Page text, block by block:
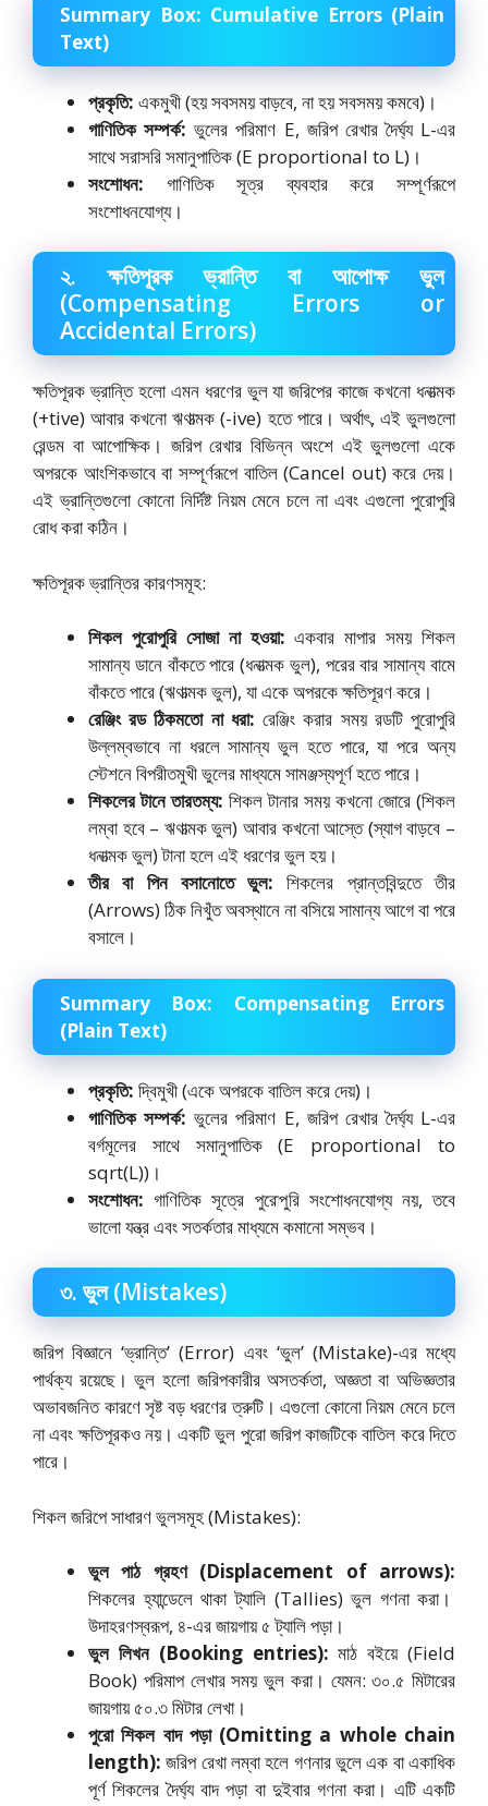
Summary Box: Cumulative Errors (Plain
Text)
প্রকৃতি: একমুখী (হয় সবসময় বাড়বে, না হয় সবসময় কমবে)।
গাণিতিক সম্পর্ক: ভুলের পরিমাণ E, জরিপ রেখার দৈর্ঘ্য L-এর
সাথে সরাসরি সমানুপাতিক (E proportional to L)।
সংশোধন: গাণিতিক সূত্র ব্যবহার করে সম্পূর্ণরূপে
সংশোধনযোগ্য।
২. ক্ষতিপূরক ভ্রান্তি বা আপোক্ষ ভুল
(Compensating Errors or
Accidental Errors)
ক্ষতিপূরক ভ্রান্তি হলো এমন ধরণের ভুল যা জরিপের কাজে কখনো ধনাত্মক
(+tive) আবার কখনো ঋণাত্মক (-ive) হতে পারে। অর্থাৎ, এই ভুলগুলো
রেন্ডম বা আপোক্ষিক। জরিপ রেখার বিভিন্ন অংশে এই ভুলগুলো একে
অপরকে আংশিকভাবে বা সম্পূর্ণরূপে বাতিল (Cancel out) করে দেয়।
এই ভ্রান্তিগুলো কোনো নির্দিষ্ট নিয়ম মেনে চলে না এবং এগুলো পুরোপুরি
রোধ করা কঠিন।
ক্ষতিপূরক ভ্রান্তির কারণসমূহ:
শিকল পুরোপুরি সোজা না হওয়া: একবার মাপার সময় শিকল
সামান্য ডানে বাঁকতে পারে (ধনাত্মক ভুল), পরের বার সামান্য বামে
বাঁকতে পারে (ঋণাত্মক ভুল), যা একে অপরকে ক্ষতিপূরণ করে।
রেঞ্জিং রড ঠিকমতো না ধরা: রেঞ্জিং করার সময় রডটি পুরোপুরি
উল্লম্বভাবে না ধরলে সামান্য ভুল হতে পারে, যা পরে অন্য
স্টেশনে বিপরীতমুখী ভুলের মাধ্যমে সামঞ্জস্যপূর্ণ হতে পারে।
শিকলের টানে তারতম্য: শিকল টানার সময় কখনো জোরে (শিকল
লম্বা হবে – ঋণাত্মক ভুল) আবার কখনো আস্তে (স্যাগ বাড়বে –
ধনাত্মক ভুল) টানা হলে এই ধরণের ভুল হয়।
তীর বা পিন বসানোতে ভুল: শিকলের প্রান্তবিন্দুতে তীর
(Arrows) ঠিক নিখুঁত অবস্থানে না বসিয়ে সামান্য আগে বা পরে
বসালে।
Summary Box: Compensating Errors
(Plain Text)
প্রকৃতি: দ্বিমুখী (একে অপরকে বাতিল করে দেয়)।
গাণিতিক সম্পর্ক: ভুলের পরিমাণ E, জরিপ রেখার দৈর্ঘ্য L-এর
বর্গমূলের সাথে সমানুপাতিক (E proportional to
sqrt(L))।
সংশোধন: গাণিতিক সূত্রে পুরোপুরি সংশোধনযোগ্য নয়, তবে
ভালো যন্ত্র এবং সতর্কতার মাধ্যমে কমানো সম্ভব।
৩. ভুল (Mistakes)
জরিপ বিজ্ঞানে ‘ভ্রান্তি’ (Error) এবং ‘ভুল’ (Mistake)-এর মধ্যে
পার্থক্য রয়েছে। ভুল হলো জরিপকারীর অসতর্কতা, অজ্ঞতা বা অভিজ্ঞতার
অভাবজনিত কারণে সৃষ্ট বড় ধরণের ত্রুটি। এগুলো কোনো নিয়ম মেনে চলে
না এবং ক্ষতিপূরকও নয়। একটি ভুল পুরো জরিপ কাজটিকে বাতিল করে দিতে
পারে।
শিকল জরিপে সাধারণ ভুলসমূহ (Mistakes):
ভুল পাঠ গ্রহণ (Displacement of arrows):
শিকলের হ্যান্ডেলে থাকা ট্যালি (Tallies) ভুল গণনা করা।
উদাহরণস্বরূপ, ৪-এর জায়গায় ৫ ট্যালি পড়া।
ভুল লিখন (Booking entries): মাঠ বইয়ে (Field
Book) পরিমাপ লেখার সময় ভুল করা। যেমন: ৩০.৫ মিটারের
জায়গায় ৫০.৩ মিটার লেখা।
পুরো শিকল বাদ পড়া (Omitting a whole chain
length): জরিপ রেখা লম্বা হলে গণনার ভুলে এক বা একাধিক
পূর্ণ শিকলের দৈর্ঘ্য বাদ পড়া বা দুইবার গণনা করা। এটি একটি